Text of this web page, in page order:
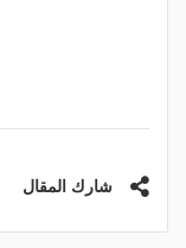
شارك المقال